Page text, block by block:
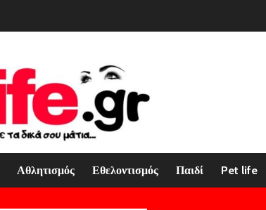
Αθλητισμός Εθελοντισμός Παιδί Pet life